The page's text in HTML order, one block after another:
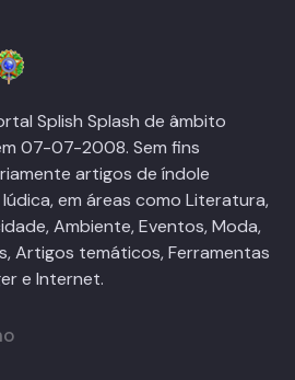
Splish Splash de âmbito
07-07-2008. Sem fins
artigos de índole
em áreas como Literatura,
Ambiente, Eventos, Moda,
Artigos temáticos, Ferramentas
e Internet.